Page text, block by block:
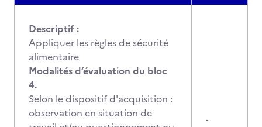
Descriptif :
Appliquer les règles de sécurité
alimentaire
Modalités d’évaluation du bloc
4.
Selon le dispositif d'acquisition :
observation en situation de
-